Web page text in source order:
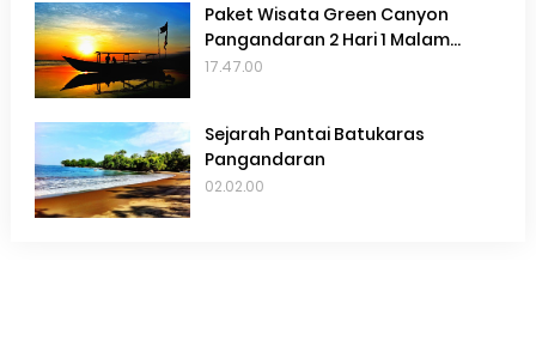
Paket Wisata Green Canyon
Pangandaran 2 Hari 1 Malam
Terbaru 2022
17.47.00
Sejarah Pantai Batukaras
Pangandaran
02.02.00